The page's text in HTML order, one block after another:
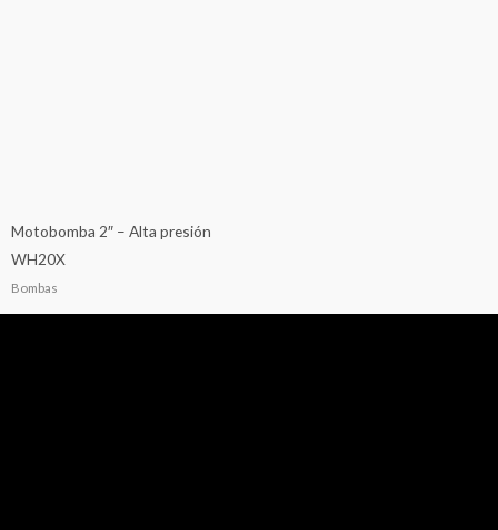
Motobomba 2″ – Alta presión
WH20X
Bombas